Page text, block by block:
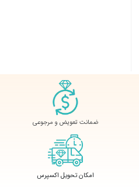
ضمانت تعویض و مرجوعی
امکان تحویل اکسپرس